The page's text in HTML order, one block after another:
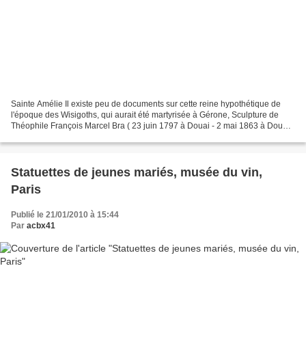
Sainte Amélie Il existe peu de documents sur cette reine hypothétique de
l'époque des Wisigoths, qui aurait été martyrisée à Gérone, Sculpture de
Théophile François Marcel Bra ( 23 juin 1797 à Douai - 2 mai 1863 à Douai)
Statuettes de jeunes mariés, musée du vin,
Paris
Publié le 21/01/2010 à 15:44
Par acbx41